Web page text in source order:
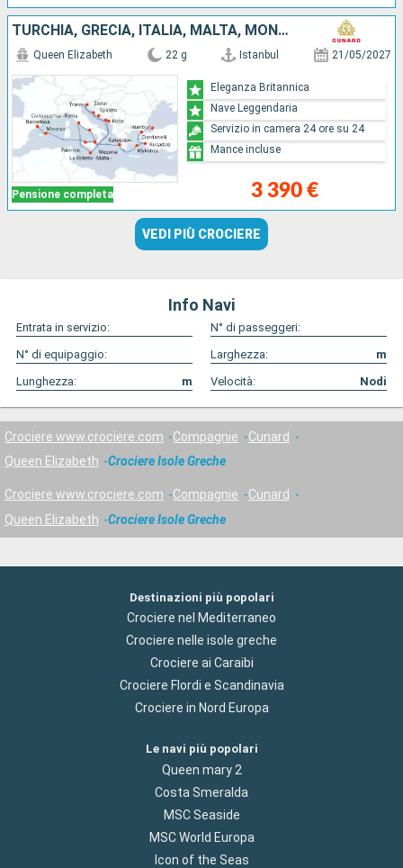
TURCHIA, GRECIA, ITALIA, MALTA, MONTENEGRO, CROAZIA, MINORCA, SPAGNA
Pensione completa
Queen Elizabeth 22 g Istanbul 21/05/2027
3 390 €
Eleganza Britannica
Nave Leggendaria
Servizio in camera 24 ore su 24
Mance incluse
VEDI PIÙ CROCIERE
Info Navi
Entrata in servizio:
N° di passeggeri:
N° di equipaggio:
Larghezza:
m
Lunghezza:
m Velocità: Nodi
Crociere www.crociere.com Compagnie
Cunard
Queen Elizabeth
Crociere Isole Greche
Crociere www.crociere.com Compagnie
Cunard
Queen Elizabeth
Crociere Isole Greche
Destinazioni più popolari
Crociere nel Mediterraneo
Crociere nelle isole greche
Crociere ai Caraibi
Crociere Flordi e Scandinavia
Crociere in Nord Europa
Le navi più popolari
Queen mary 2
Costa Smeralda
MSC Seaside
MSC World Europa
Icon of the Seas